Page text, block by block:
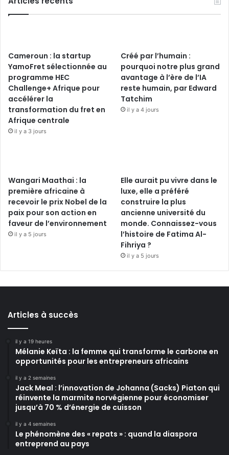
Cameroun : la startup
YamoFret sélectionnée au
programme HEC
Challenge+ Afrique pour
accélérer la
transformation du fret en
Afrique centrale
il y a 3 jours
Créé par l’humain :
pourquoi notre plus grand
avantage à l’ère de l’IA
reste humain, par Edward
Tatchim
il y a 4 jours
Wangari Maathai : la
première africaine à
recevoir le prix Nobel de la
paix pour son action en
faveur de l’environnement
il y a 5 jours
Elle aurait pu vivre dans le
luxe, elle a préféré
construire la plus
ancienne université du
monde. Connaissez-vous
l’histoire de Fatima Al-
Fihriya ?
il y a 5 jours
Articles à succès
il y a 19 heures
Mélanie Keïta : la femme qui transforme le carbone en
opportunités pour les entrepreneurs africains
il y a 2 semaines
Jack Meal : l’innovation de Johanna (Sacks) Piaton qui
réinvente la marmite norvégienne pour économiser
jusqu’à 70 % d’énergie de cuisson
il y a 4 semaines
Le phénomène des « repats » : quand la diaspora
entreprend au pays